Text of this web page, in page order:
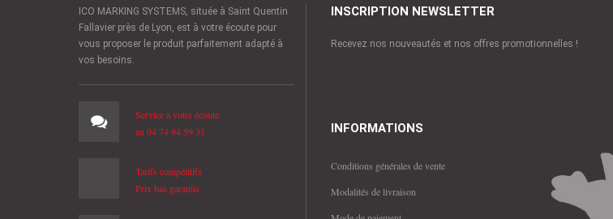
ICO MARKING SYSTEMS, située à Saint Quentin
Fallavier près de Lyon, est à votre écoute pour
vous proposer le produit parfaitement adapté à
vos besoins.
Service à votre écoute
au 04 74 94 59 31
Tarifs compétitifs
Prix bas garantis
INSCRIPTION NEWSLETTER
Recevez nos nouveautés et nos offres promotionnelles !
INFORMATIONS
Conditions générales de vente
Modalités de livraison